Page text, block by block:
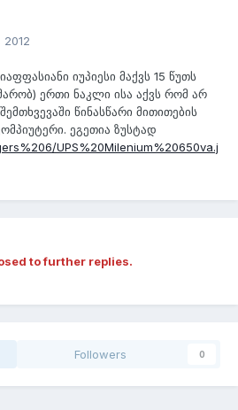
2012
იუპიესი მაქვს 15 წუთს
ერთი ნაკლი ისა აქვს რომ არ
წინასწარი მითითების
ეგეთია ზუსტად
UPS%20Milenium%20650va.j
to further replies.
Followers 0